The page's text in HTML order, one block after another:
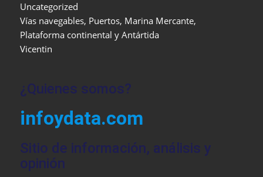
Uncategorized
Vías navegables, Puertos, Marina Mercante,
Plataforma continental y Antártida
Vicentin
¿Quienes somos?
infoydata.com
Sitio de información, análisis y
opinión